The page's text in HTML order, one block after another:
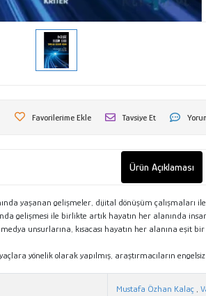
Favorilerime Ekle Tavsiye Et
Ürün Açıklaması
yaşanan gelişmeler, dijital dönüşüm çalışmaları
gelişmesi ile birlikte artık hayatın her alanında
unsurlarına, kısacası hayatın her alanına eşit
yönelik olarak yapılmış, araştırmacıların
Mustafa Özhan Kalaç ,